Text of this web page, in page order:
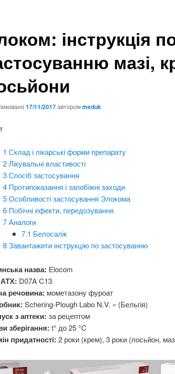
інструкція
мазі,
17/11/2017авторомmeduk
1 Склад і лікарські форми препарату
2 Лікувальні властивості
3 Спосіб застосування
4 Протипоказання і запобіжні заходи
5 Особливості застосування Элокома
6 Побічні ефекти, передозування
7 Аналоги
7.1 Белосалік
8 Завантажити інструкцію по застосуванню
назва: Elocom
D07A C13
речовина: мометазону фуроат
Schering-Plough Labo N.V. » (Бельгія)
з аптеки: за рецептом
зберігання: t° до 25 °C
придатності: 2 роки (крем), 3 роки (лосьйон,